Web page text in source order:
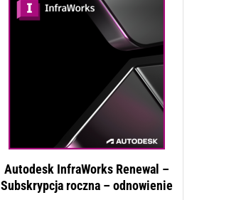
Autodesk InfraWorks Renewal –
Subskrypcja roczna – odnowienie